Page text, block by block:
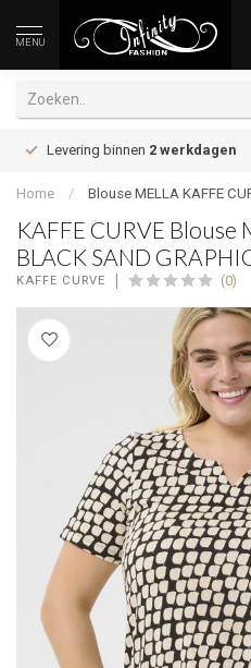
MENU
Levering binnen 2 werkdagen
Home / Blouse MELLA KAFFE
KAFFE CURVE Blouse
BLACK SAND
KAFFE CURVE (0)